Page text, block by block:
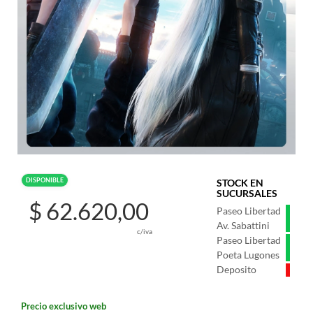
DISPONIBLE
STOCK EN
SUCURSALES
Paseo Libertad
Av. Sabattini
Paseo Libertad
Poeta Lugones
Deposito
$ 62.620,00
c/iva
Precio exclusivo web